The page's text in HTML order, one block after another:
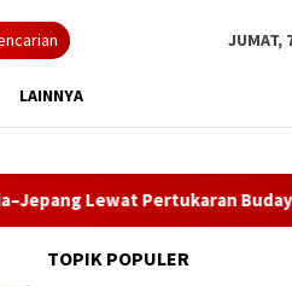
JUMAT,
LAINNYA
Pertukaran Budaya dan Aksi
TOPIK POPULER